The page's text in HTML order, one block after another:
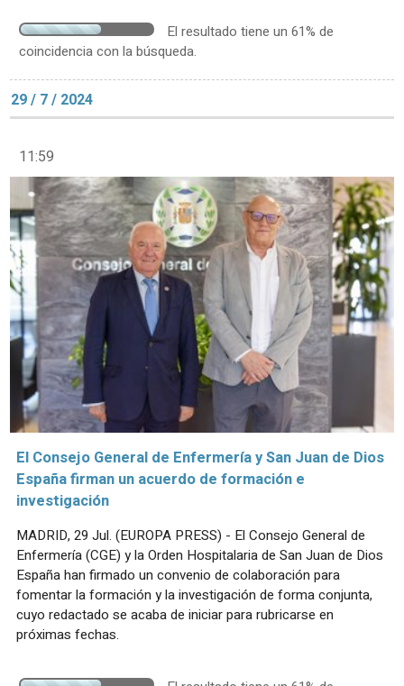
El resultado tiene un 61% de
coincidencia con la búsqueda.
29 / 7 / 2024
11:59
El Consejo General de Enfermería y San Juan de Dios
España firman un acuerdo de formación e
investigación
MADRID, 29 Jul. (EUROPA PRESS) - El Consejo General de
Enfermería (CGE) y la Orden Hospitalaria de San Juan de Dios
España han firmado un convenio de colaboración para
fomentar la formación y la investigación de forma conjunta,
cuyo redactado se acaba de iniciar para rubricarse en
próximas fechas.